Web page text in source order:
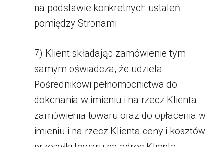
na podstawie konkretnych ustaleń
pomiędzy Stronami.
7) Klient składając zamówienie tym
samym oświadcza, że udziela
Pośrednikowi pełnomocnictwa do
dokonania w imieniu i na rzecz Klienta
zamówienia towaru oraz do opłacenia w
imieniu i na rzecz Klienta ceny i kosztów